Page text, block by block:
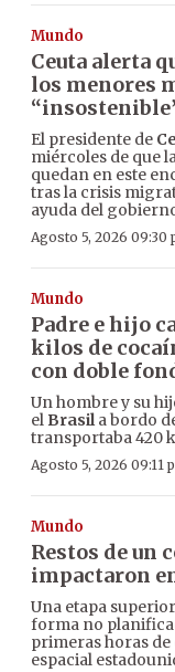
Mundo
Ceuta alerta
los menores
El presidente de
miércoles de que
quedan en este
tras la crisis
ayuda del
Agosto 5, 2026 09:30
Mundo
Padre e hijo
kilos de
con doble
Un hombre y su
el Brasila bordo
transportaba 420
Agosto 5, 2026 09:11
Mundo
Restos de un
impactaron
Una etapa
forma no
primeras horas
espacial